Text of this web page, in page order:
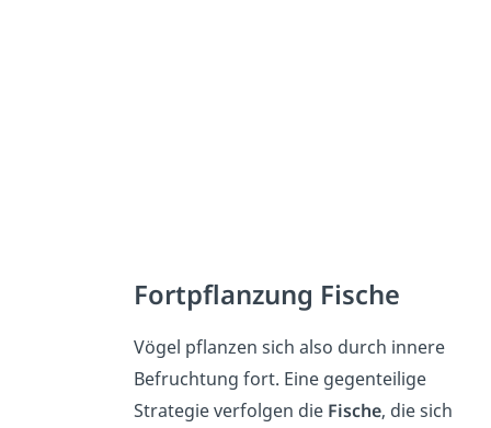
Fortpflanzung Fische
Vögel pflanzen sich also durch innere
Befruchtung fort. Eine gegenteilige
Strategie verfolgen die Fische, die sich